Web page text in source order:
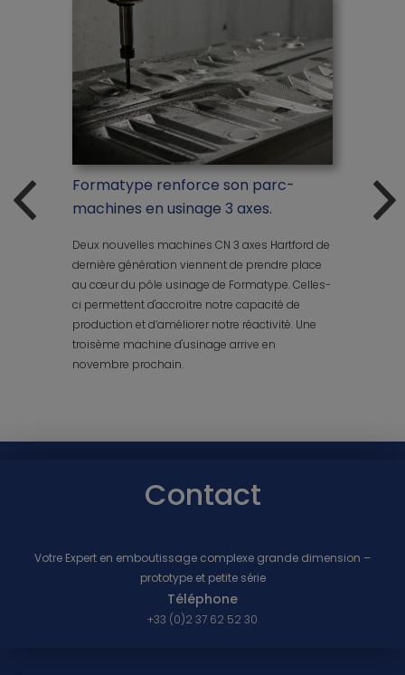
Formatype renforce son parc-
machines en usinage 3 axes.
Deux nouvelles machines CN 3 axes Hartford de
dernière génération viennent de prendre place
au cœur du pôle usinage de Formatype. Celles-
ci permettent d'accroitre notre capacité de
production et d’améliorer notre réactivité. Une
troisème machine d'usinage arrive en
novembre prochain.
Vous
Contact
Votre Expert en emboutissage complexe grande dimension –
prototype et petite série
Téléphone
+33 (0)2 37 62 52 30